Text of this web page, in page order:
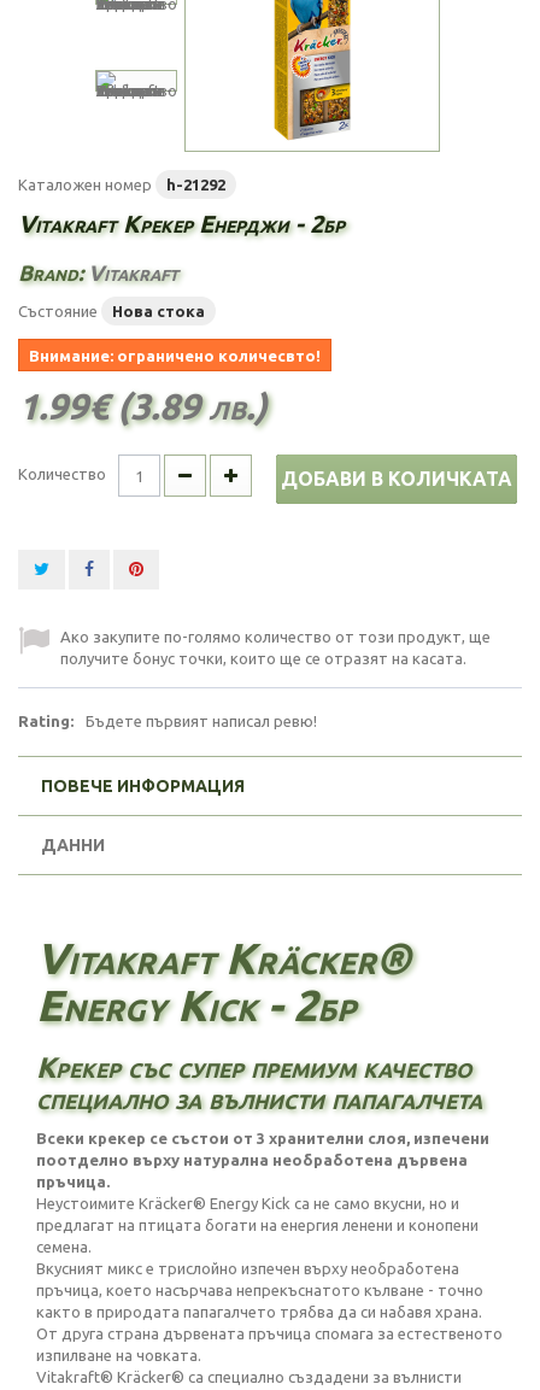
Каталожен номер h-21292
Vitakraft Крекер Енерджи - 2бр
Brand: Vitakraft
Състояние Нова стока
Внимание: ограничено количесвто!
1.99€ (3.89 лв.)
Количество ДОБАВИ В КОЛИЧКАТА
Ако закупите по-голямо количество от този продукт, ще
получите бонус точки, които ще се отразят на касата.
Rating: Бъдете първият написал ревю!
ПОВЕЧЕ ИНФОРМАЦИЯ
ДАННИ
Vitakraft Kräcker®
Energy Kick - 2бр
Крекер със супер премиум качество
специално за вълнисти папагалчета
Всеки крекер се състои от 3 хранителни слоя, изпечени
поотделно върху натурална необработена дървена
пръчица.
Неустоимите Kräcker® Energy Kick са не само вкусни, но и
предлагат на птицата богати на енергия ленени и конопени
семена.
Вкусният микс е трислойно изпечен върху необработена
пръчица, което насърчава непрекъснатото кълване - точно
както в природата папагалчето трябва да си набавя храна.
От друга страна дървената пръчица спомага за естественото
изпилване на човката.
Vitakraft® Kräcker® са специално създадени за вълнисти